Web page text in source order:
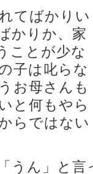
てばかりい
かりか、家
ことが少な
子は叱らな
お母さんも
と何もやら
らではない
うん」と